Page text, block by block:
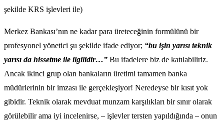
şekilde KRS işlevleri ile)
Merkez Bankası’nın ne kadar para üreteceğinin formülünü bir
profesyonel yönetici şu şekilde ifade ediyor; “bu işin yarısı teknik
yarısı da hissetme ile ilgilidir…” Bu ifadelere biz de katılabiliriz.
Ancak ikinci grup olan bankaların üretimi tamamen banka
müdürlerinin bir imzası ile gerçekleşiyor! Neredeyse bir kısıt yok
gibidir. Teknik olarak mevduat munzam karşılıkları bir sınır olarak
görülebilir ama iyi incelenirse, – işlevler tersten yapıldığında – onun